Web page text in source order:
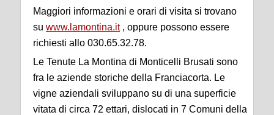
Maggiori informazioni e orari di visita si trovano
su www.lamontina.it, oppure possono essere
richiesti allo 030.65.32.78.
Le Tenute La Montina di Monticelli Brusati sono
fra le aziende storiche della Franciacorta. Le
vigne aziendali sviluppano su di una superficie
vitata di circa 72 ettari, dislocati in 7 Comuni della